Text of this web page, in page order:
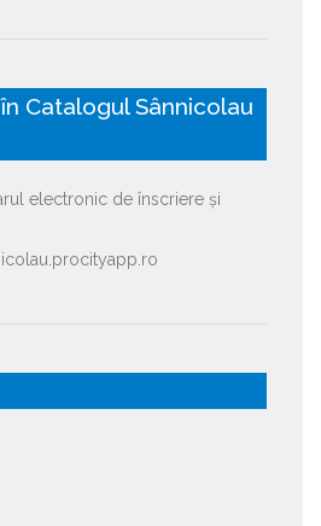
Catalogul Sânnicolau
electronic de înscriere și